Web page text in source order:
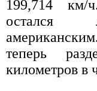
199,714 км/
остался
теперь
километров в